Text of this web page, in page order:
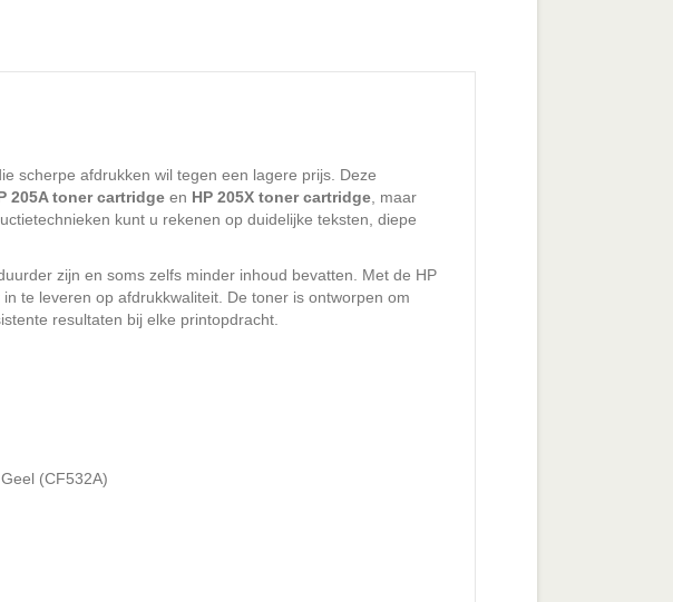
scherpe afdrukken wil tegen een lagere prijs. Deze
205A toner cartridge en HP 205X toner cartridge, maar
kunt u rekenen op duidelijke teksten, diepe
zijn en soms zelfs minder inhoud bevatten. Met de HP
te leveren op afdrukkwaliteit. De toner is ontworpen om
resultaten bij elke printopdracht.
(CF532A)